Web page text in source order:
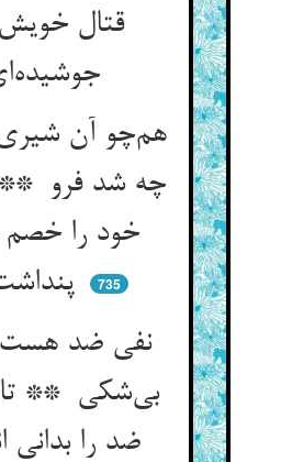
قتال خویش
جوشیده‌ای
هم‌چو آن
چه شد فرو
خود را
پنداشت او
735
نفی ضد هست
بی‌شکی **
ضد را بدانی اندکی